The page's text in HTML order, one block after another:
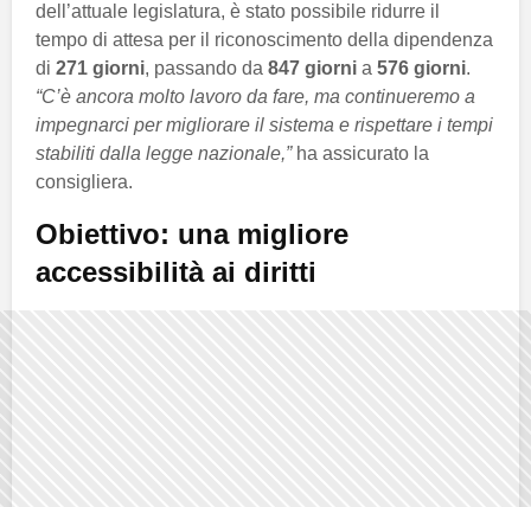
dell’attuale legislatura, è stato possibile ridurre il
tempo di attesa per il riconoscimento della dipendenza
di 271 giorni, passando da 847 giorni a 576 giorni.
“C’è ancora molto lavoro da fare, ma continueremo a
impegnarci per migliorare il sistema e rispettare i tempi
stabiliti dalla legge nazionale,”ha assicurato la
consigliera.
Obiettivo: una migliore
accessibilità ai diritti